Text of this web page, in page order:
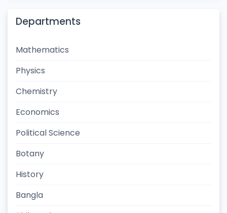
Departments
Mathematics
Physics
Chemistry
Economics
Political Science
Botany
History
Bangla